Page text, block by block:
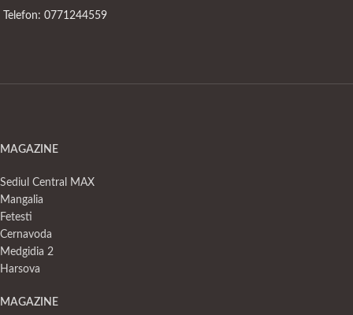
Telefon: 0771244559
MAGAZINE
Sediul Central MAX
Mangalia
Fetesti
Cernavoda
Medgidia 2
Harsova
MAGAZINE